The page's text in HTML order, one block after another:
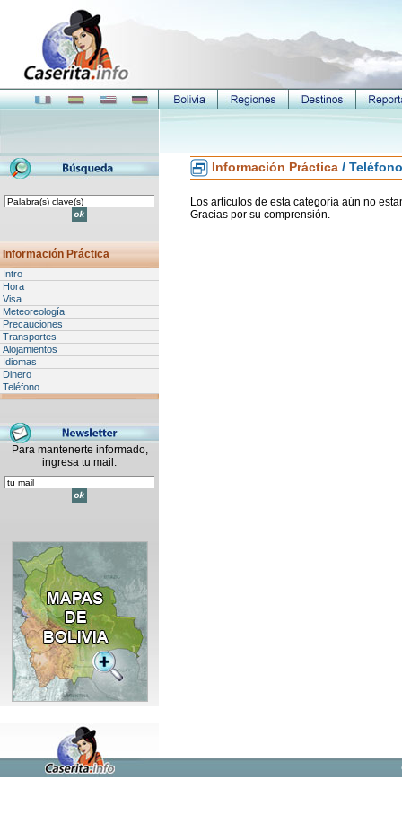
Información Práctica
Intro
Hora
Visa
Meteoreología
Precauciones
Transportes
Alojamientos
Idiomas
Dinero
Teléfono
Para mantenerte informado,
ingresa tu mail:
Información Práctica / Teléfono
Los artículos de esta categoría aún no
Gracias por su comprensión.